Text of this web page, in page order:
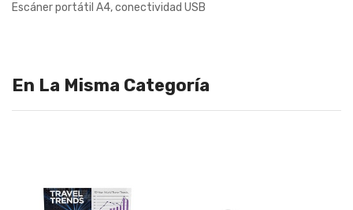
Escáner portátil A4, conectividad USB
En La Misma Categoría